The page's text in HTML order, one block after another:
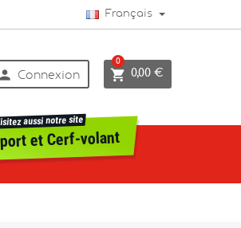
Français
 Connexion  0,00 €
0
et Cerf-volant
aussi notre site